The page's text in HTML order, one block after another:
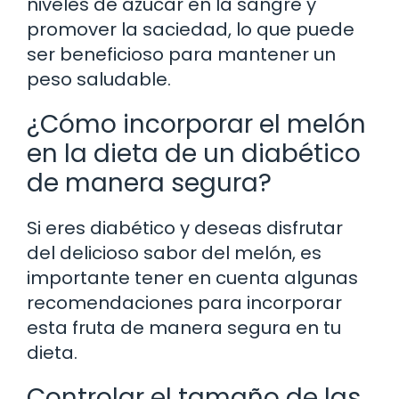
promover la saciedad, lo que puede
ser beneficioso para mantener un
peso saludable.
¿Cómo incorporar el melón
en la dieta de un diabético
de manera segura?
Si eres diabético y deseas disfrutar
del delicioso sabor del melón, es
importante tener en cuenta algunas
recomendaciones para incorporar
esta fruta de manera segura en tu
dieta.